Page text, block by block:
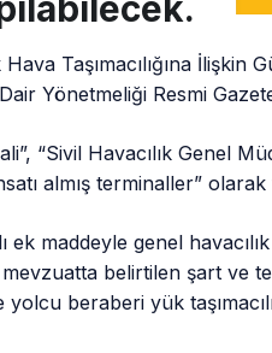
Hava Taşımacılığına İlişkin
Yönetmeliği Resmi
“Sivil Havacılık Genel
almış terminaller” olarak
ek maddeyle genel
mevzuatta belirtilen şart ve
beraberi yük